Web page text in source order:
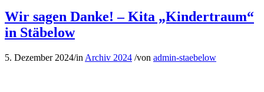
Wir sagen Danke! – Kita „Kindertraum“
in Stäbelow
5. Dezember 2024/in Archiv 2024 /von admin-staebelow